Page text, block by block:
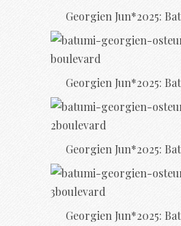
Georgien Jun*2025:
Georgien Jun*2025:
Georgien Jun*2025:
Georgien Jun*2025: